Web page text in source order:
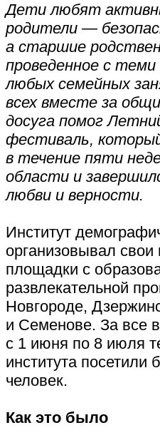
Дети любят
родители —
а старшие
проведенное с
любых семейных
всех вместе за
досуга помог
фестиваль,
в течение пяти
области и
любви и верности.
Институт
организовывал свои
площадки с
развлекательной
Новгороде,
и Семенове. За все
с 1 июня по 8 июля
института посетили
человек.
Как это было